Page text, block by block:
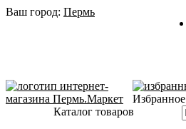
Ваш город: Пермь
Избранное
Каталог товаров